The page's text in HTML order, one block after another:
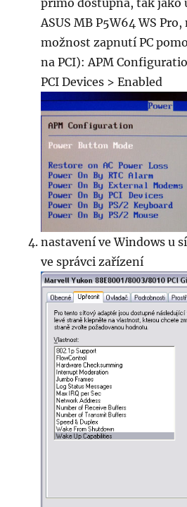
přímo dostupná, tak jako
ASUS MB P5W64 WS
možnost zapnutí PC
na PCI): APM
PCI Devices > Enabled
nastavení ve Windows u
ve správci zařízení